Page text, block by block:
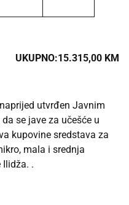
UKUPNO:15.315,00 KM
utvrđen Javnim
se jave za učešće u
kupovine sredstava za
mala i srednja
Ilidža. .